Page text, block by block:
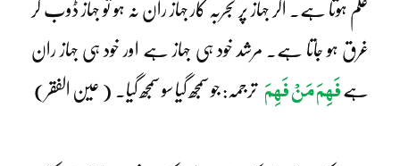
علم ہوتا ہے۔ اگر جہاز پر تجربہ کار جہاز ران نہ ہو تو جہاز ڈوب کر
غرق ہو جاتا ہے۔ مرشد خود ہی جہاز ہے اور خود ہی جہاز ران
ہے فَھِمَ مَنْ فَھِمَ ترجمہ: جو سمجھ گیا سو سمجھ گیا۔ ( عین الفقر)